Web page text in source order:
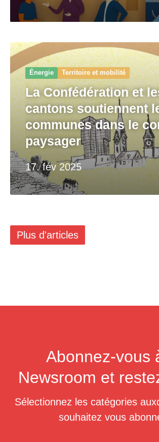
17. fév 2025
Énergie Territoire et mobilité
La Confédération et
cantons soutiennent
communes dans le
paysager
Plus d'articles
Abonnez-vous
Newsroom et
Sélectionnez les catégories
souhaitez vous